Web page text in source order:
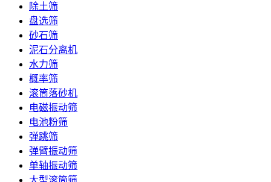
除土筛
盘选筛
砂石筛
泥石分离机
水力筛
概率筛
滚筒落砂机
电磁振动筛
电池粉筛
弹跳筛
弹臂振动筛
单轴振动筛
大型滚筒筛